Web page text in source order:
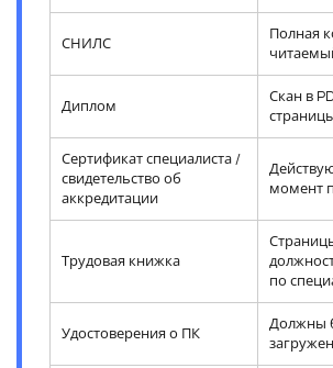
СНИЛС
Полная
Диплом
Скан в
Сертификат специалиста /
свидетельство об
аккредитации
момент
Трудовая книжка
по
Удостоверения о ПК
Должны